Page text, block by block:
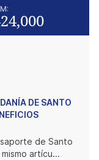
DE SANTO
de Santo
artícu...